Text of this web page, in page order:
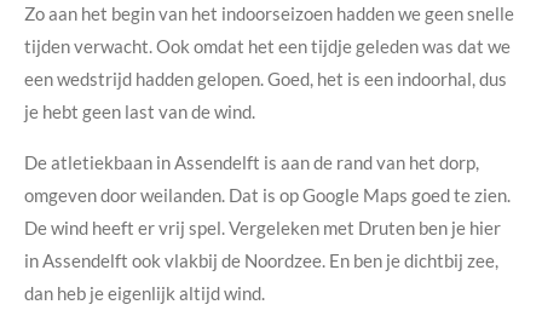
Zo aan het begin van het indoorseizoen hadden we geen snelle
tijden verwacht. Ook omdat het een tijdje geleden was dat we
een wedstrijd hadden gelopen. Goed, het is een indoorhal, dus
je hebt geen last van de wind.
De atletiekbaan in Assendelft is aan de rand van het dorp,
omgeven door weilanden. Dat is op Google Maps goed te zien.
De wind heeft er vrij spel. Vergeleken met Druten ben je hier
in Assendelft ook vlakbij de Noordzee. En ben je dichtbij zee,
dan heb je eigenlijk altijd wind.